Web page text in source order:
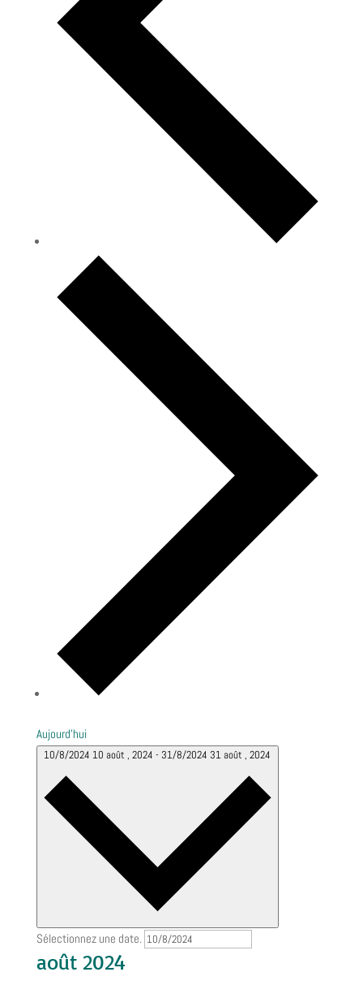
Aujourd’hui
10/8/2024 10 août , 2024- 31/8/2024 31 août , 2024
Sélectionnez une date.
août 2024